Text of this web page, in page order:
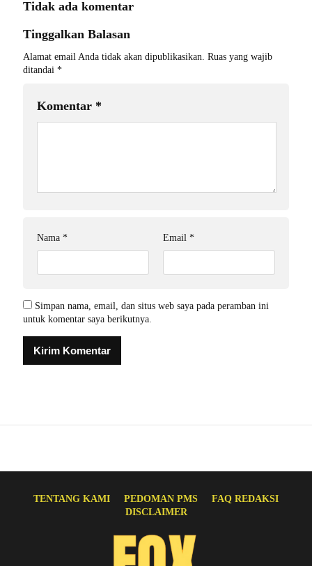
Tidak ada komentar
Tinggalkan Balasan
Alamat email Anda tidak akan dipublikasikan. Ruas yang wajib
ditandai *
Komentar *
Nama * Email *
Simpan nama, email, dan situs web saya pada peramban ini
untuk komentar saya berikutnya.
TENTANG KAMI PEDOMAN PMS
FAQ REDAKSI
DISCLAIMER